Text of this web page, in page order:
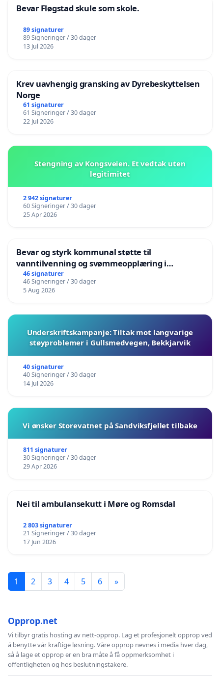
Bevar Fløgstad skule som skole.
89 signaturer
89 Signeringer / 30 dager
13 Jul 2026
Krev uavhengig gransking av Dyrebeskyttelsen
Norge
61 signaturer
61 Signeringer / 30 dager
22 Jul 2026
Stengning av Kongsveien. Et vedtak uten
legitimitet
2 942 signaturer
60 Signeringer / 30 dager
25 Apr 2026
Bevar og styrk kommunal støtte til
vanntilvenning og svømmeopplæring i
barnehagene i Haugesund
46 signaturer
46 Signeringer / 30 dager
5 Aug 2026
Underskriftskampanje: Tiltak mot langvarige
støyproblemer i Gullsmedvegen, Bekkjarvik
40 signaturer
40 Signeringer / 30 dager
14 Jul 2026
Vi ønsker Storevatnet på Sandviksfjellet tilbake
811 signaturer
30 Signeringer / 30 dager
29 Apr 2026
Nei til ambulansekutt i Møre og Romsdal
2 803 signaturer
21 Signeringer / 30 dager
17 Jun 2026
1 2 3 4 5 6 »
Opprop.net
Vi tilbyr gratis hosting av nett-opprop. Lag et profesjonelt opprop ved
å benytte vår kraftige løsning. Våre opprop nevnes i media hver dag,
så å lage et opprop er en bra måte å få oppmerksomhet i
offentligheten og hos beslutningstakere.